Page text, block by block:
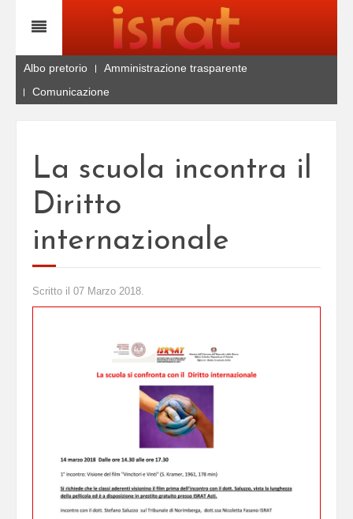
Albo pretorio
Amministrazione trasparente
Comunicazione
La scuola incontra il
Diritto
internazionale
Scritto il 07 Marzo 2018.